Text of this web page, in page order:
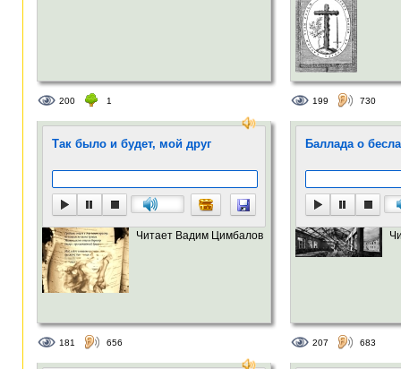
200 1 199 730
Так было и будет, мой друг
Читает Вадим Цимбалов
181 656
Баллада о
207 683